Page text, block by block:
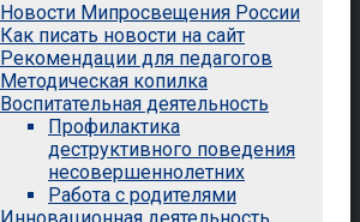
Новости Мипросвещения России
Как писать новости на сайт
Рекомендации для педагогов
Методическая копилка
Воспитательная деятельность
Профилактика
деструктивного поведения
несовершеннолетних
Работа с родителями